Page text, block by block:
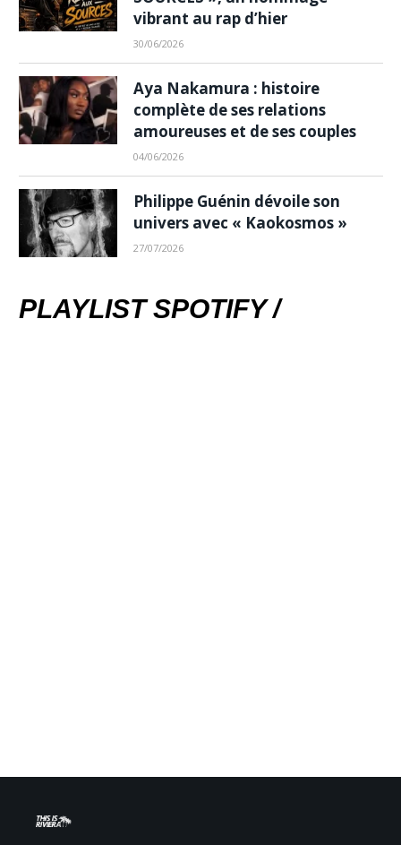
vibrant au rap d’hier
30/06/2026
Aya Nakamura : histoire
complète de ses relations
amoureuses et de ses couples
04/06/2026
Philippe Guénin dévoile son
univers avec « Kaokosmos »
27/07/2026
PLAYLIST SPOTIFY /